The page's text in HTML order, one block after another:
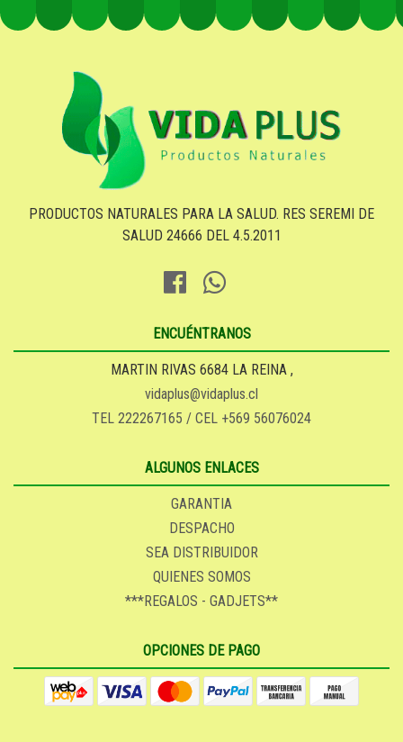
PRODUCTOS NATURALES PARA LA SALUD. RES SEREMI DE
SALUD 24666 DEL 4.5.2011
ENCUÉNTRANOS
MARTIN RIVAS 6684 LA REINA ,
vidaplus@vidaplus.cl
TEL 222267165 / CEL +569 56076024
ALGUNOS ENLACES
GARANTIA
DESPACHO
SEA DISTRIBUIDOR
QUIENES SOMOS
***REGALOS - GADJETS**
OPCIONES DE PAGO